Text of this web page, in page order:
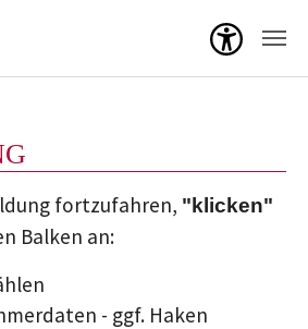
Menü
fortzufahren, "klicken"
Balken an:
- ggf. Haken